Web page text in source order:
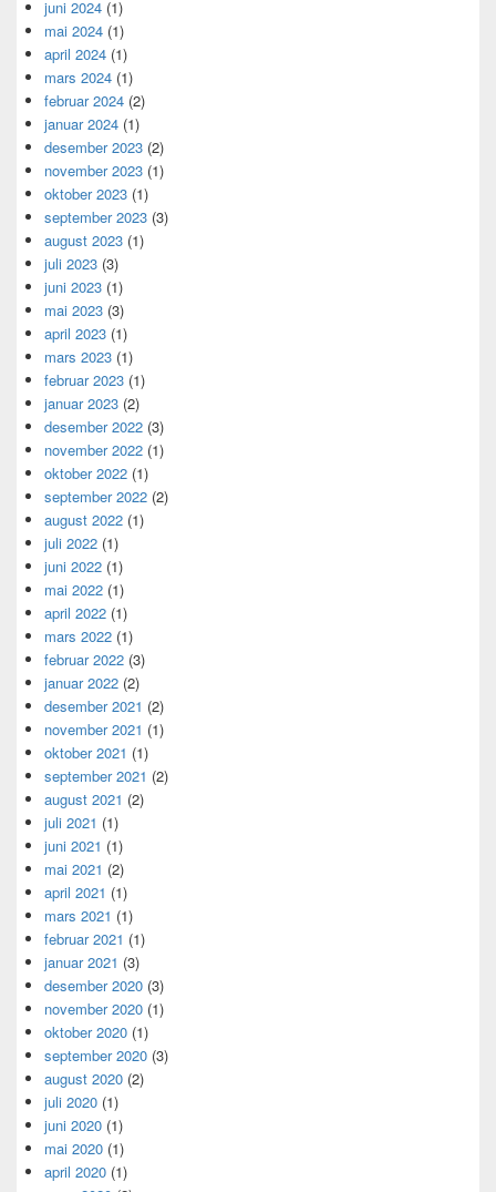
juni 2024 (1)
mai 2024 (1)
april 2024 (1)
mars 2024 (1)
februar 2024 (2)
januar 2024 (1)
desember 2023 (2)
november 2023 (1)
oktober 2023 (1)
september 2023 (3)
august 2023 (1)
juli 2023 (3)
juni 2023 (1)
mai 2023 (3)
april 2023 (1)
mars 2023 (1)
februar 2023 (1)
januar 2023 (2)
desember 2022 (3)
november 2022 (1)
oktober 2022 (1)
september 2022 (2)
august 2022 (1)
juli 2022 (1)
juni 2022 (1)
mai 2022 (1)
april 2022 (1)
mars 2022 (1)
februar 2022 (3)
januar 2022 (2)
desember 2021 (2)
november 2021 (1)
oktober 2021 (1)
september 2021 (2)
august 2021 (2)
juli 2021 (1)
juni 2021 (1)
mai 2021 (2)
april 2021 (1)
mars 2021 (1)
februar 2021 (1)
januar 2021 (3)
desember 2020 (3)
november 2020 (1)
oktober 2020 (1)
september 2020 (3)
august 2020 (2)
juli 2020 (1)
juni 2020 (1)
mai 2020 (1)
april 2020 (1)